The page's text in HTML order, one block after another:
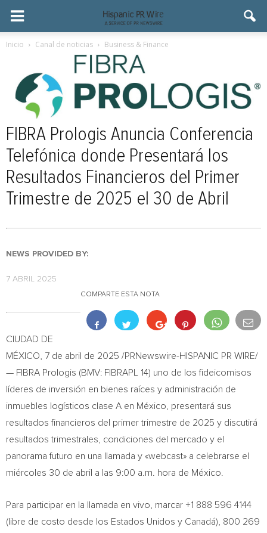
Inicio Canal de noticias Business & Finance
FIBRA Prologis Anuncia Conferencia
Telefónica donde Presentará los
Resultados Financieros del Primer
Trimestre de 2025 el 30 de Abril
NEWS PROVIDED BY:
7 ABRIL 2025
COMPARTE ESTA NOTA
CIUDAD DE
MÉXICO
7 de abril de 2025 /PRNewswire-HISPANIC PR WIRE/
— FIBRA Prologis (BMV: FIBRAPL 14) uno de los fideicomisos
líderes de inversión en bienes raíces y administración de
inmuebles logísticos clase A en México, presentará sus
resultados financieros del primer trimestre de 2025 y discutirá
resultados trimestrales, condiciones del mercado y el
panorama futuro en una llamada y «webcast» a celebrarse el
miércoles 30 de abril a las 9:00 a.m. hora de México.
Para participar en la llamada en vivo, marcar +1 888 596 4144
(libre de costo desde los Estados Unidos y Canadá), 800 269